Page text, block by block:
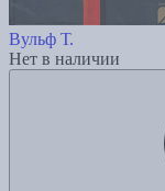
Вульф Т.
Нет в наличии